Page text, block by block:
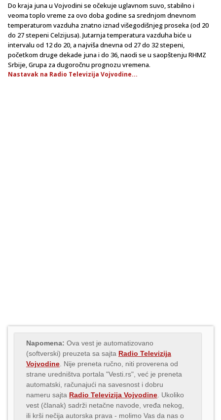
Do kraja juna u Vojvodini se očekuje uglavnom suvo, stabilno i
veoma toplo vreme za ovo doba godine sa srednjom dnevnom
temperaturom vazduha znatno iznad višegodišnjeg proseka (od 20
do 27 stepeni Celzijusa). Jutarnja temperatura vazduha biće u
intervalu od 12 do 20, a najviša dnevna od 27 do 32 stepeni,
početkom druge dekade juna i do 36, naodi se u saopštenju RHMZ
Srbije, Grupa za dugoročnu prognozu vremena.
Nastavak na Radio Televizija Vojvodine...
Napomena: Ova vest je automatizovano
(softverski) preuzeta sa sajta Radio Televizija
Vojvodine . Nije preneta ručno, niti proverena od
strane uredništva portala "Vesti.rs", već je preneta
automatski, računajući na savesnost i dobru
nameru sajta Radio Televizija Vojvodine . Ukoliko
vest (članak) sadrži netačne navode, vređa nekog,
ili krši nečija autorska prava - molimo Vas da nas o